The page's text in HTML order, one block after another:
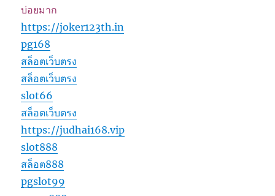
บ่อยมาก
https://joker123th.in
pg168
สล็อตเว็บตรง
สล็อตเว็บตรง
slot66
สล็อตเว็บตรง
https://judhai168.vip
slot888
สล็อต888
pgslot99